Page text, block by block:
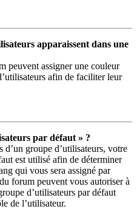
apparaissent dans une
peuvent assigner une couleur
afin de faciliter leur
par défaut » ?
d’un groupe d’utilisateurs, votre
est utilisé afin de déterminer
qui vous sera assigné par
forum peuvent vous autoriser à
d’utilisateurs par défaut
de l’utilisateur.